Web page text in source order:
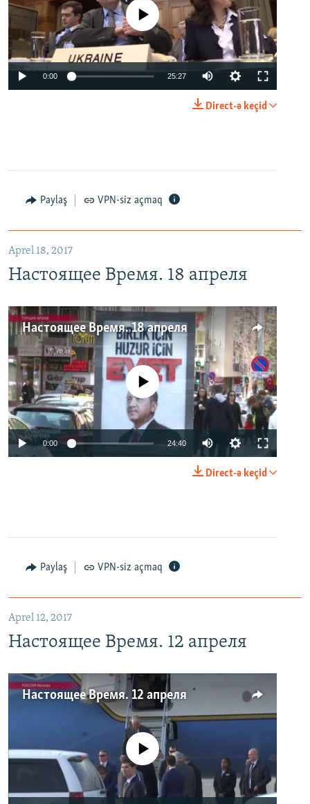
No media source currently available
0:00 25:27
Direct-ə keçid
Paylaş VPN-siz açmaq
Aprel 18, 2017
Настоящее Время. 18 апреля
Настоящее Время. 18 апреля
No media source currently available
0:00 24:40
Direct-ə keçid
Paylaş VPN-siz açmaq
Aprel 12, 2017
Настоящее Время. 12 апреля
Настоящее Время. 12 апреля
No media source currently available